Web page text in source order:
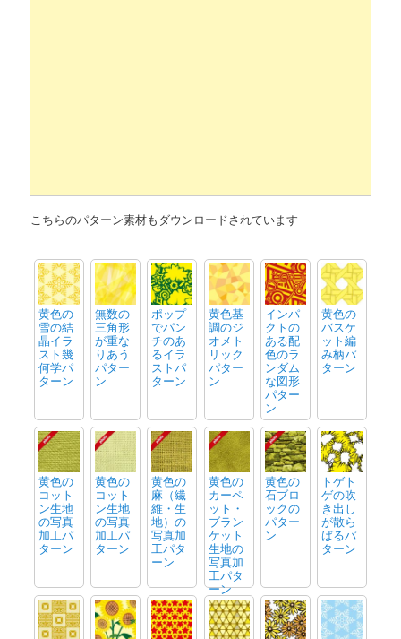
こちらのパターン素材もダウンロードされています
黄色の
雪の結
晶イラ
スト幾
何学パ
ターン
無数の
三角形
が重な
りあう
パター
ン
ポップ
でパン
チのあ
るイラ
ストパ
ターン
黄色基
調のジ
オメト
リック
パター
ン
インパ
クトの
ある配
色のラ
ンダム
な図形
パター
ン
黄色の
バスケ
ット編
み柄パ
ターン
黄色の
コット
ン生地
の写真
加工パ
ターン
黄色の
コット
ン生地
の写真
加工パ
ターン
黄色の
麻（繊
維・生
地）の
写真加
工パタ
ーン
黄色の
カーペ
ット・
ブラン
ケット
生地の
写真加
工パタ
ーン
黄色の
石ブロ
ックの
パター
ン
トゲト
ゲの吹
き出し
が散ら
ばるパ
ターン